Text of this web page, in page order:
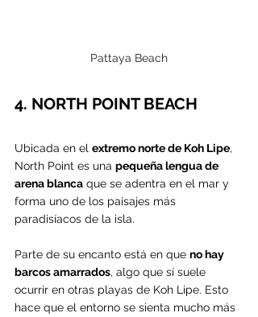
Pattaya Beach
4. NORTH POINT BEACH
Ubicada en el extremo norte de Koh Lipe,
North Point es una pequeña lengua de
arena blanca que se adentra en el mar y
forma uno de los paisajes más
paradisíacos de la isla.
Parte de su encanto está en que no hay
barcos amarrados, algo que sí suele
ocurrir en otras playas de Koh Lipe. Esto
hace que el entorno se sienta mucho más